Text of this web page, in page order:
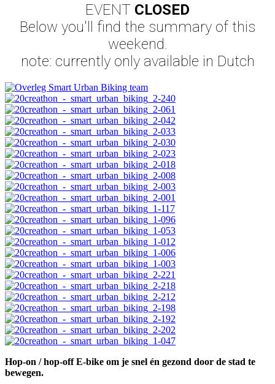
EVENT CLOSED
Below you'll find the summary of this
weekend.
note: currently only available in Dutch
Hop-on / hop-off E-bike om je snel én gezond door de stad te
bewegen.